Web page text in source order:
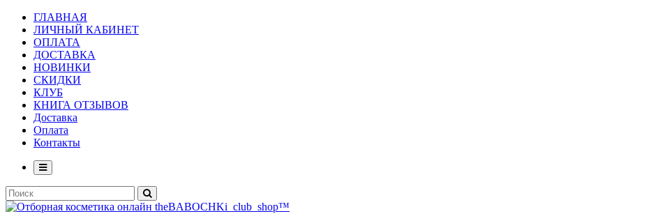
ГЛАВНАЯ
ЛИЧНЫЙ КАБИНЕТ
ОПЛАТА
ДОСТАВКА
НОВИНКИ
СКИДКИ
КЛУБ
КНИГА ОТЗЫВОВ
Доставка
Оплата
Контакты